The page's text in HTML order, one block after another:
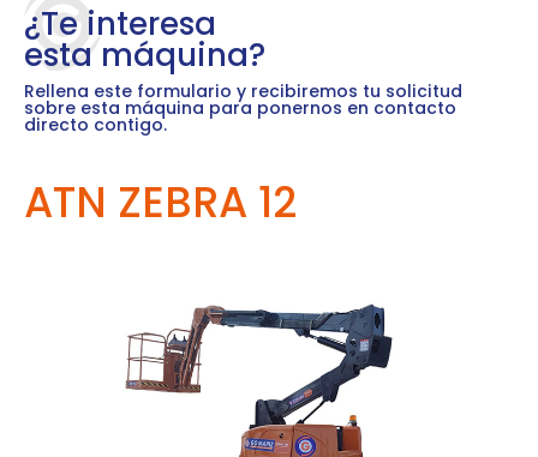
¿Te interesa
esta máquina?
Rellena este formulario y recibiremos tu solicitud
sobre esta máquina para ponernos en contacto
directo contigo.
ATN ZEBRA 12